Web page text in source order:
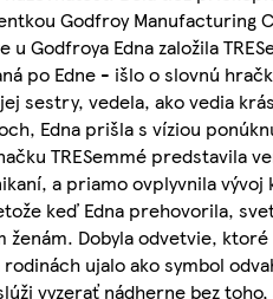
Godfroy Manufacturing
Godfroya Edna založila
po Edne - išlo o slovnú
sestry, vedela, ako vedia
Edna prišla s víziou
TRESemmé predstavila
a priamo ovplyvnila
keď Edna prehovorila,
Dobyla odvetvie,
ujalo ako symbol
vyzerať nádherne bez